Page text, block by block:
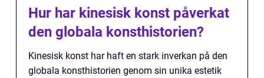
Hur har kinesisk konst påverkat
den globala konsthistorien?
Kinesisk konst har haft en stark inverkan på den
globala konsthistorien genom sin unika estetik